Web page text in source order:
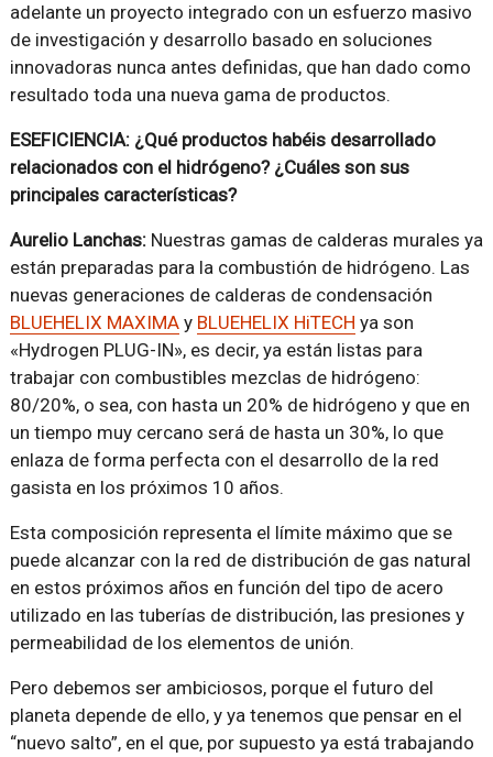
adelante un proyecto integrado con un esfuerzo masivo
de investigación y desarrollo basado en soluciones
innovadoras nunca antes definidas, que han dado como
resultado toda una nueva gama de productos.
ESEFICIENCIA: ¿Qué productos habéis desarrollado
relacionados con el hidrógeno? ¿Cuáles son sus
principales características?
Aurelio Lanchas:Nuestras gamas de calderas murales ya
están preparadas para la combustión de hidrógeno. Las
nuevas generaciones de calderas de condensación
BLUEHELIX MAXIMAy BLUEHELIX HiTECH ya son
«Hydrogen PLUG-IN», es decir, ya están listas para
trabajar con combustibles mezclas de hidrógeno:
80/20%, o sea, con hasta un 20% de hidrógeno y que en
un tiempo muy cercano será de hasta un 30%, lo que
enlaza de forma perfecta con el desarrollo de la red
gasista en los próximos 10 años.
Esta composición representa el límite máximo que se
puede alcanzar con la red de distribución de gas natural
en estos próximos años en función del tipo de acero
utilizado en las tuberías de distribución, las presiones y
permeabilidad de los elementos de unión.
Pero debemos ser ambiciosos, porque el futuro del
planeta depende de ello, y ya tenemos que pensar en el
“nuevo salto”, en el que, por supuesto ya está trabajando